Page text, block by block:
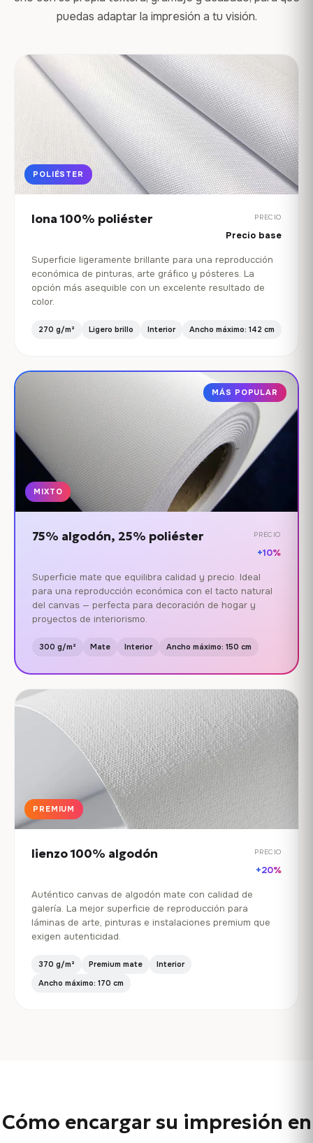
puedas adaptar la impresión a tu visión.
POLIÉSTER
lona 100% poliéster PRECIO
Precio base
Superficie ligeramente brillante para una reproducción
económica de pinturas, arte gráfico y pósteres. La
opción más asequible con un excelente resultado de
color.
270 g/m² Ligero brillo Interior Ancho máximo: 142 cm
MÁS POPULAR
MIXTO
75% algodón, 25% poliéster PRECIO
+10%
Superficie mate que equilibra calidad y precio. Ideal
para una reproducción económica con el tacto natural
del canvas — perfecta para decoración de hogar y
proyectos de interiorismo.
300 g/m² Mate Interior Ancho máximo: 150 cm
PREMIUM
lienzo 100% algodón PRECIO
+20%
Auténtico canvas de algodón mate con calidad de
galería. La mejor superficie de reproducción para
láminas de arte, pinturas e instalaciones premium que
exigen autenticidad.
370 g/m² Premium mate
Interior
Ancho máximo: 170 cm
Cómo encargar su impresión en